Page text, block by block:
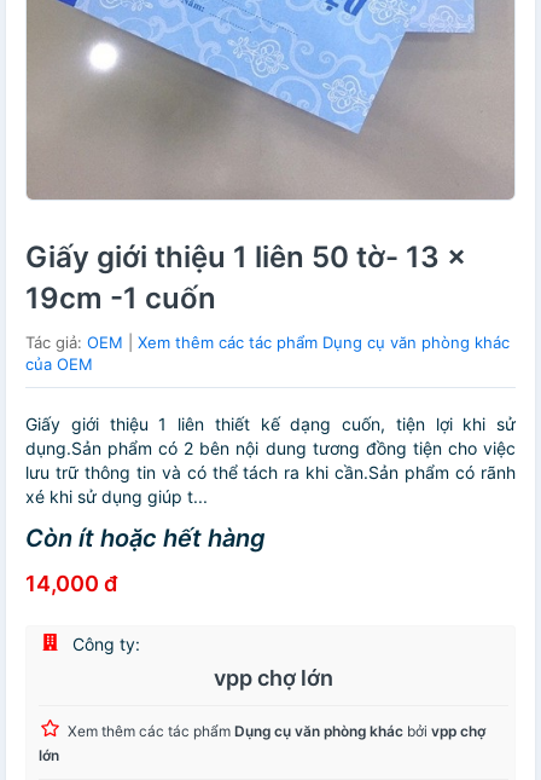
Giấy giới thiệu 1 liên 50 tờ- 13 x
19cm -1 cuốn
Tác giả: OEM
Xem thêm các tác phẩm Dụng cụ văn phòng khác
của OEM
Giấy giới thiệu 1 liên thiết kế dạng cuốn, tiện lợi khi sử
dụng.Sản phẩm có 2 bên nội dung tương đồng tiện cho việc
lưu trữ thông tin và có thể tách ra khi cần.Sản phẩm có rãnh
xé khi sử dụng giúp t...
Còn ít hoặc hết hàng
14,000 đ
Công ty:
vpp chợ lớn
Xem thêm các tác phẩm Dụng cụ văn phòng khác bởi vpp chợ
lớn